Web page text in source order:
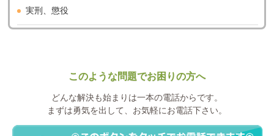
実刑、懲役
このような問題でお困りの方へ
どんな解決も始まりは一本の電話からです。
まずは勇気を出して、お気軽にお電話下さい。